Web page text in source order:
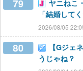
79
ヤニねこ
「結婚して
2026/08/05
80
【Gジェ
うじゃね？